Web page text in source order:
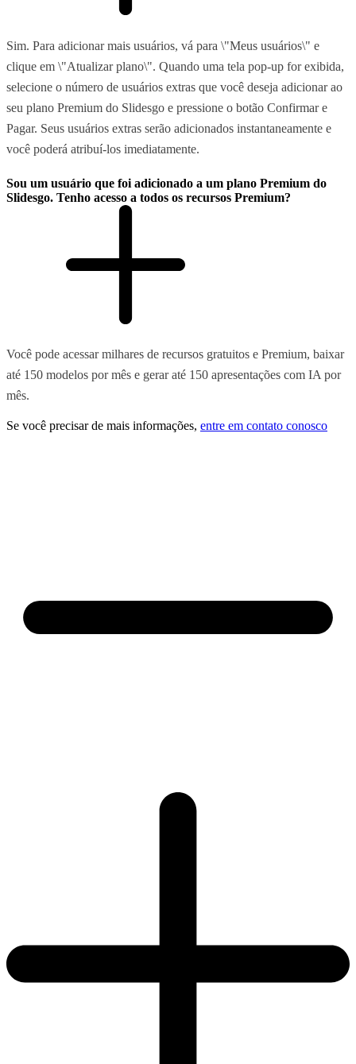
Sim. Para adicionar mais usuários, vá para \"Meus usuários\" e
clique em \"Atualizar plano\". Quando uma tela pop-up for exibida,
selecione o número de usuários extras que você deseja adicionar ao
seu plano Premium do Slidesgo e pressione o botão Confirmar e
Pagar. Seus usuários extras serão adicionados instantaneamente e
você poderá atribuí-los imediatamente.
Sou um usuário que foi adicionado a um plano Premium do
Slidesgo. Tenho acesso a todos os recursos Premium?
Você pode acessar milhares de recursos gratuitos e Premium, baixar
até 150 modelos por mês e gerar até 150 apresentações com IA por
mês.
Se você precisar de mais informações, entre em contato conosco